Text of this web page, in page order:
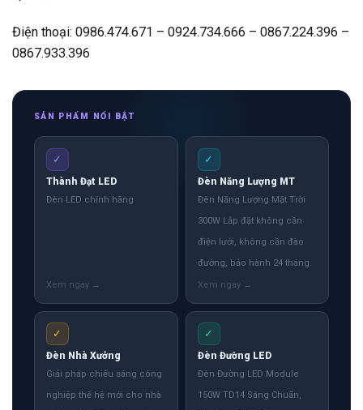
Điện thoại: 0986.474.671 – 0924.734.666 – 0867.224.396 –
0867.933.396
SẢN PHẨM NỔI BẬT
✓
Thành Đạt LED
Đèn LED chính hãng
✓
Đèn Năng Lượng MT
Đèn Năng Lượng Mặt Trời
300W Lắp đặt không cần
điện lưới, không cần đào
đường, bảo hành 24 tháng.
✓
Đèn Nhà Xưởng
Giải pháp chiếu sáng công
nghiệp thế hệ mới cho nhà
✓
Đèn Đường LED
Đèn Đường LED Module
150W TD14 Sáng Chuẩn,